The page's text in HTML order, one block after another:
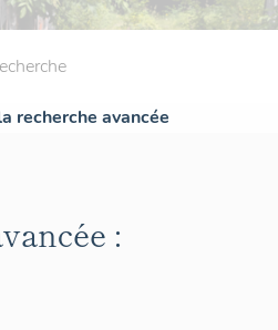
recherche avancée
: